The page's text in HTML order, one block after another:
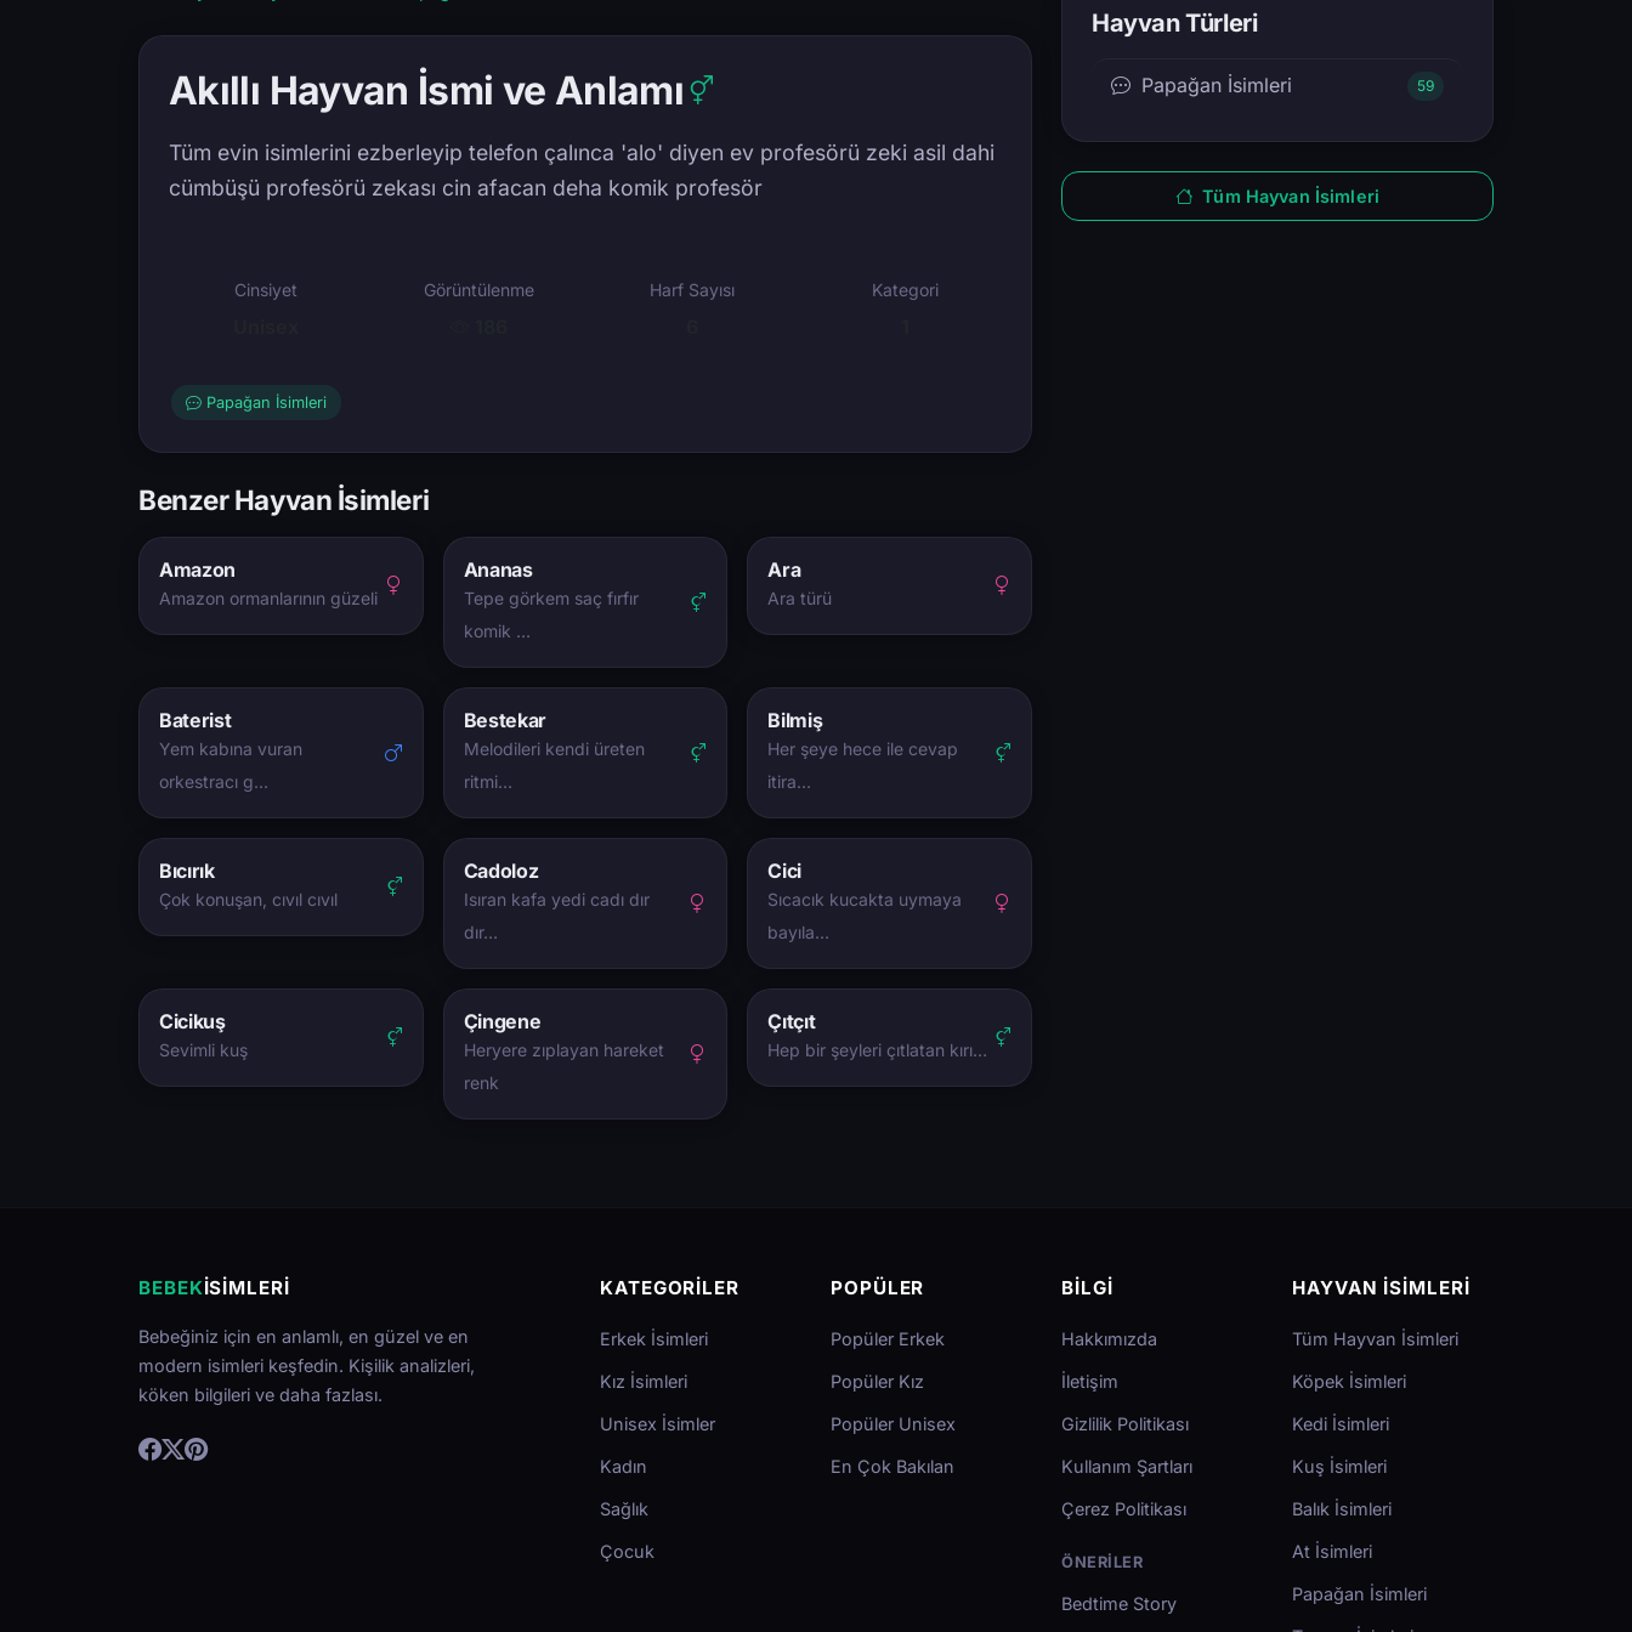
Akıllı Hayvan İsmi ve Anlamı
Tüm evin isimlerini ezberleyip telefon çalınca 'alo' diyen ev profesörü zeki asil dahi
cümbüşü profesörü zekası cin afacan deha komik profesör
Cinsiyet Görüntülenme Harf Sayısı Kategori
Papağan İsimleri
Benzer Hayvan İsimleri
Amazon
Amazon ormanlarının güzeli
Ananas
Tepe görkem saç fırfır
komik …
Ara
Ara türü
Baterist
Yem kabına vuran
orkestracı g…
Bestekar
Melodileri kendi üreten
ritmi…
Bilmiş
Her şeye hece ile cevap
itira…
Bıcırık
Çok konuşan, cıvıl cıvıl
Cadoloz
Isıran kafa yedi cadı dır
dır…
Cici
Sıcacık kucakta uymaya
bayıla…
Cicikuş
Sevimli kuş
Çingene
Heryere zıplayan hareket
renk
Çıtçıt
Hep bir şeyleri çıtlatan kırı…
Hayvan Türleri
Papağan İsimleri 59
Tüm Hayvan İsimleri
BEBEKİSIMLERI
Bebeğiniz için en anlamlı, en güzel ve en
modern isimleri keşfedin. Kişilik analizleri,
köken bilgileri ve daha fazlası.
KATEGORILER
Erkek İsimleri
Kız İsimleri
Unisex İsimler
Kadın
Sağlık
Çocuk
POPÜLER
Popüler Erkek
Popüler Kız
Popüler Unisex
En Çok Bakılan
BILGI
Hakkımızda
İletişim
Gizlilik Politikası
Kullanım Şartları
Çerez Politikası
ÖNERILER
Bedtime Story
HAYVAN İSIMLERI
Tüm Hayvan İsimleri
Köpek İsimleri
Kedi İsimleri
Kuş İsimleri
Balık İsimleri
At İsimleri
Papağan İsimleri